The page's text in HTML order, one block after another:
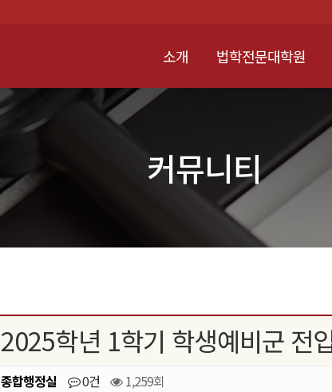
소개 법학전문대학원
커뮤니티
2025학년 1학기 학생예비군 전
종합행정실 0건 1,259회